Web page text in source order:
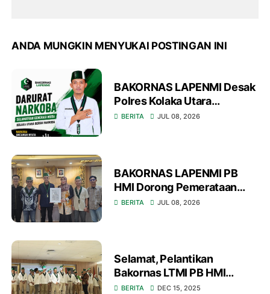
ANDA MUNGKIN MENYUKAI POSTINGAN INI
BAKORNAS LAPENMI Desak
Polres Kolaka Utara
Tetapkan Darurat Narkoba
BERITA JUL 08, 2026
BAKORNAS LAPENMI PB
HMI Dorong Pemerataan
Akses Pendidikan Nasional
BERITA JUL 08, 2026
Selamat, Pelantikan
Bakornas LTMI PB HMI
Periode 2025-2027 di
BERITA DEC 15, 2025